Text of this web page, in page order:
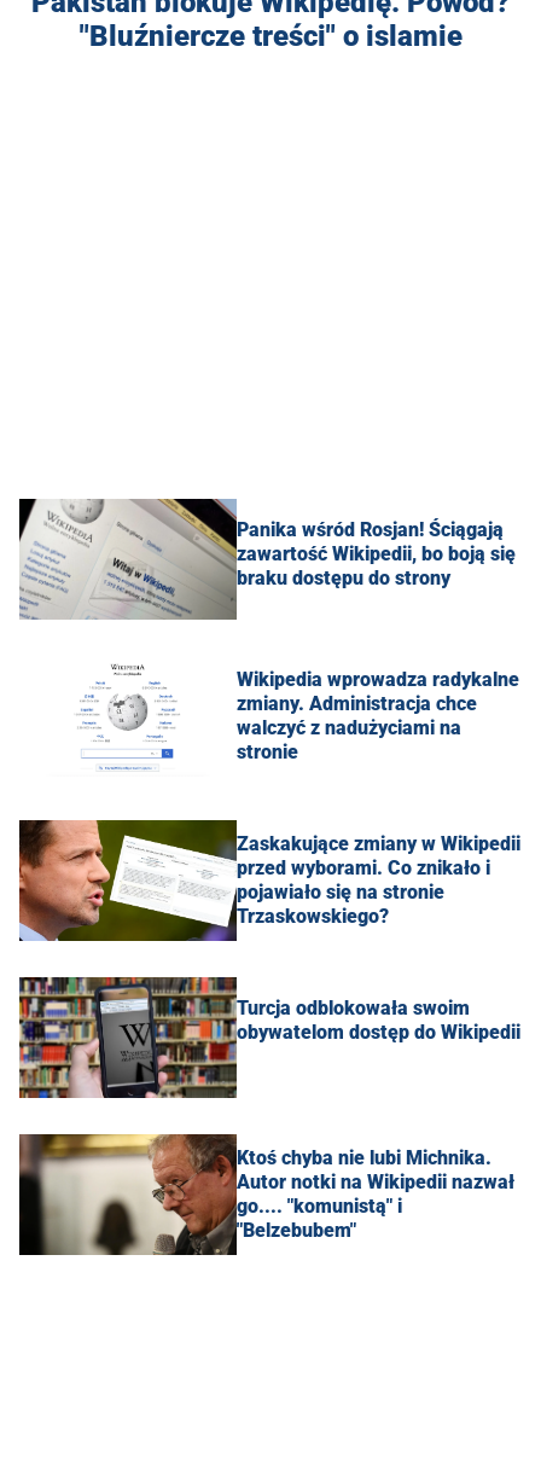
"Bluźniercze treści" o islamie
Panika wśród Rosjan! Ściągają
zawartość Wikipedii, bo boją się
braku dostępu do strony
Wikipedia wprowadza radykalne
zmiany. Administracja chce
walczyć z nadużyciami na
stronie
Zaskakujące zmiany w Wikipedii
przed wyborami. Co znikało i
pojawiało się na stronie
Trzaskowskiego?
Turcja odblokowała swoim
obywatelom dostęp do Wikipedii
Ktoś chyba nie lubi Michnika.
Autor notki na Wikipedii nazwał
go.... "komunistą" i
"Belzebubem"